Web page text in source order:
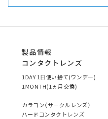
製品情報
コンタクトレンズ
1DAY 1日使い捨て(ワンデー)
1MONTH(1ヵ月交換)
カラコン（サークルレンズ）
ハードコンタクトレンズ